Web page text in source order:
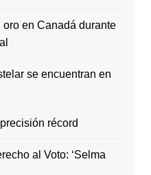
en Canadá durante
se encuentran en
récord
al Voto: ‘Selma